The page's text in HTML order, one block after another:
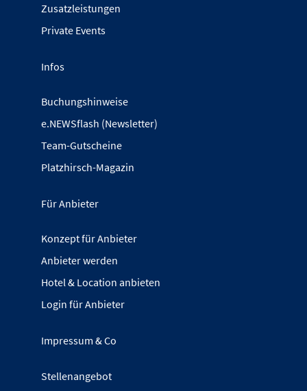
Zusatzleistungen
Private Events
Infos
Buchungshinweise
e.NEWSflash (Newsletter)
Team-Gutscheine
Platzhirsch-Magazin
Für Anbieter
Konzept für Anbieter
Anbieter werden
Hotel & Location anbieten
Login für Anbieter
Impressum & Co
Stellenangebot